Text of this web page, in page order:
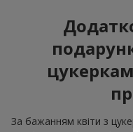
За бажанням квіти з